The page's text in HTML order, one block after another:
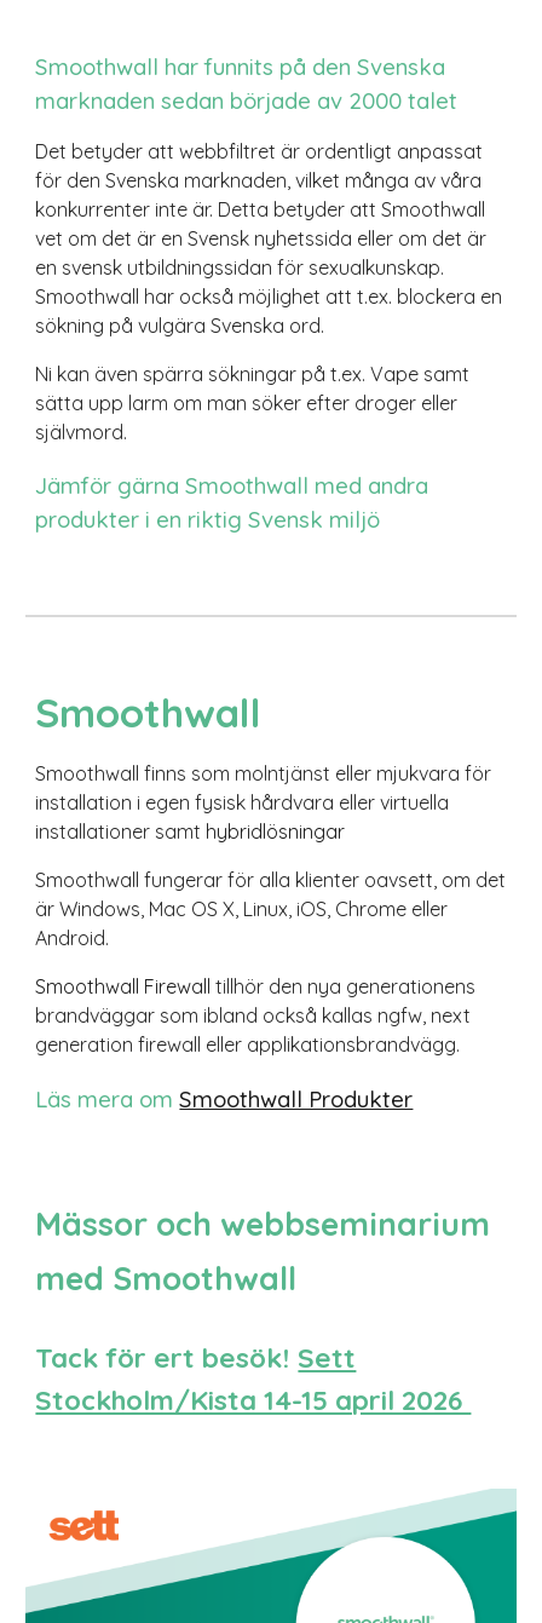
Smoothwall har funnits på den Svenska
marknaden sedan började av 2000 talet
Det betyder att webbfiltret är ordentligt anpassat
för den Svenska marknaden, vilket många av våra
konkurrenter inte är. Detta betyder att Smoothwall
vet om det är en Svensk nyhetssida eller om det är
en svensk utbildningssidan för sexualkunskap.
Smoothwall har också möjlighet att t.ex. blockera en
sökning på vulgära Svenska ord.
Ni kan även spärra sökningar på t.ex. Vape samt
sätta upp larm om man söker efter droger eller
självmord.
Jämför gärna Smoothwall med andra
produkter i en riktig Svensk miljö
Smoothwall
Smoothwall finns som molntjänst eller mjukvara för
installation i egen fysisk hårdvara eller virtuella
installationer samt hybridlösningar
Smoothwall fungerar för alla klienter oavsett, om det
är Windows, Mac OS X, Linux, iOS, Chrome eller
Android.
Smoothwall Firewalltillhör den nya generationens
brandväggar som ibland också kallas ngfw, next
generation firewall eller applikationsbrandvägg.
Läs mera omSmoothwall Produkter
Mässor och webbseminarium
med Smoothwall
Tack för ert besök! Sett
Stockholm/Kista 14-15 april 2026